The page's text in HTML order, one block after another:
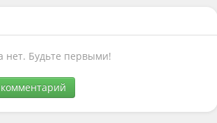
нет. Будьте первыми!